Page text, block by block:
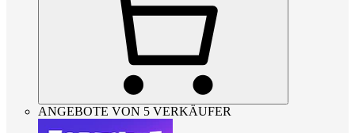
ANGEBOTE VON 5 VERKÄUFER